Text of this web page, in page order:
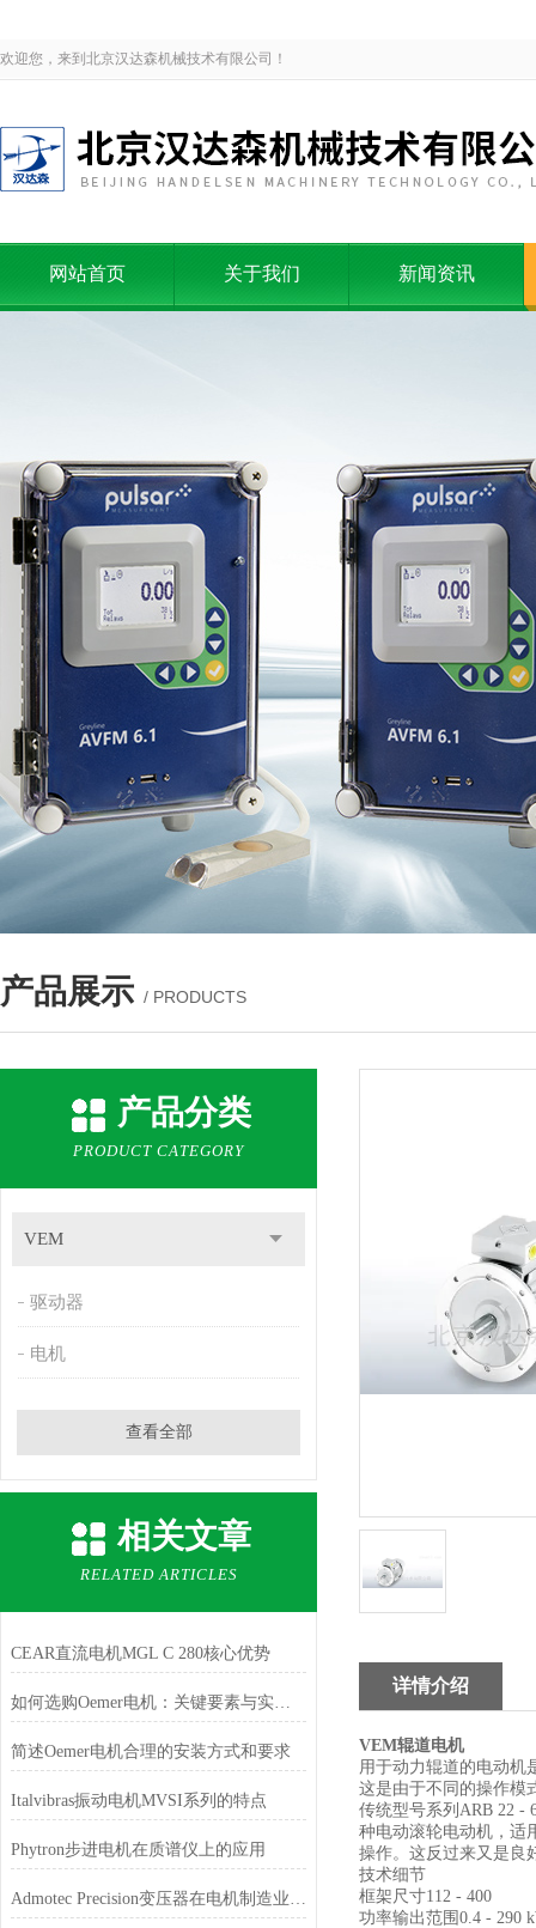
欢迎您，来到北京汉达森机械技术有限公司！
网站首页 关于我们 新闻资讯
产品展示 / PRODUCTS
产品分类
PRODUCT CATEGORY
VEM
驱动器
电机
查看全部
相关文章
RELATED ARTICLES
CEAR直流电机MGL C 280核心优势
如何选购Oemer电机：关键要素与实用建议
简述Oemer电机合理的安装方式和要求
Italvibras振动电机MVSI系列的特点
Phytron步进电机在质谱仪上的应用
Admotec Precision变压器在电机制造业的应用
详情介绍
VEM辊道电机
用于动力辊道的电动机
这是由于不同的操作模
传统型号系列ARB 22 -
种电动滚轮电动机，适
操作。这反过来又是良
技术细节
框架尺寸112 - 400
功率输出范围0.4 - 290